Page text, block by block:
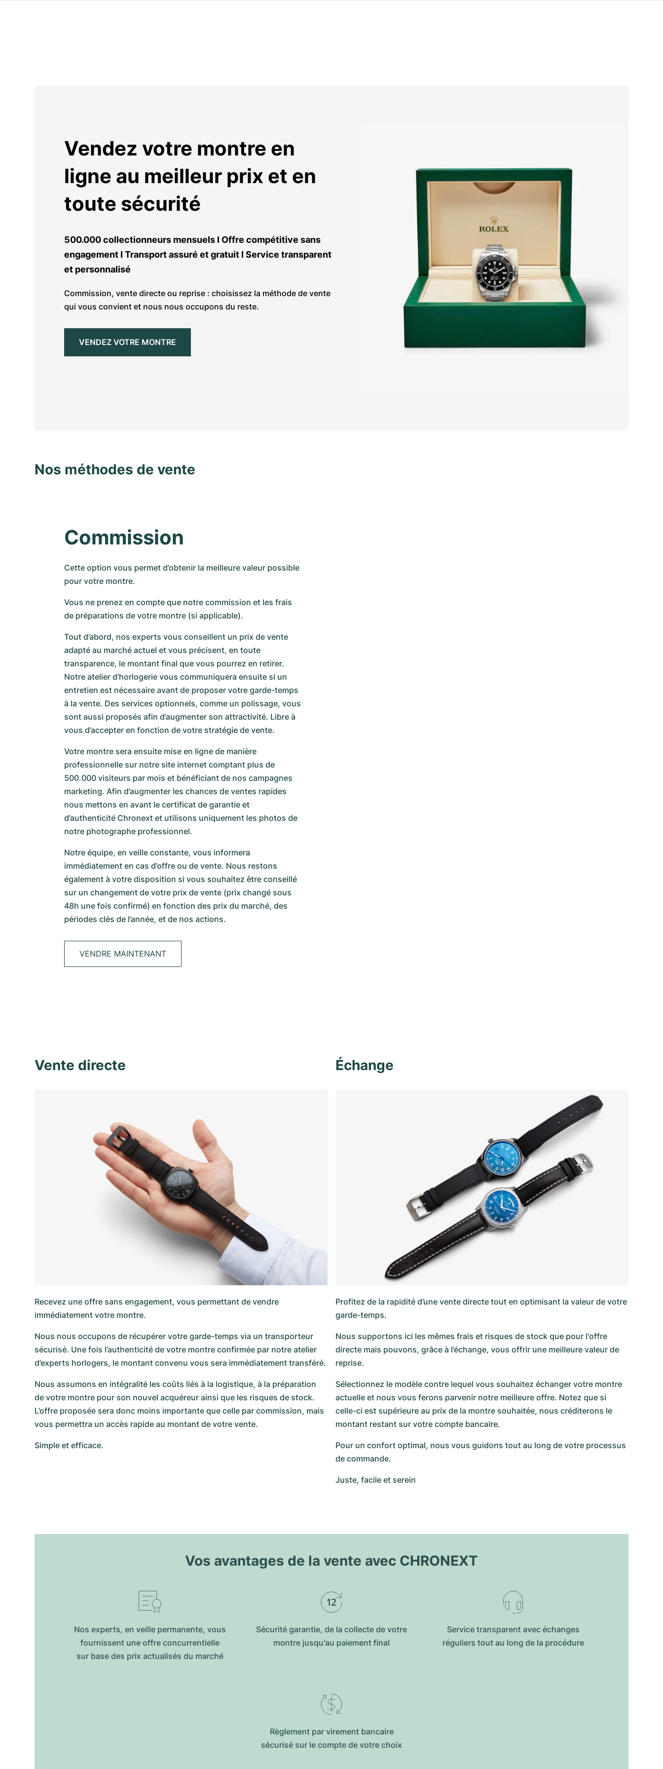
Vendez votre montre en
ligne au meilleur prix et en
toute sécurité
500.000 collectionneurs mensuels I Offre compétitive sans
engagement I Transport assuré et gratuit I Service transparent
et personnalisé
Commission, vente directe ou reprise : choisissez la méthode de vente
qui vous convient et nous nous occupons du reste.
VENDEZ VOTRE MONTRE
Nos méthodes de vente
Commission
Cette option vous permet d’obtenir la meilleure valeur possible
pour votre montre.
Vous ne prenez en compte que notre commission et les frais
de préparations de votre montre (si applicable).
Tout d’abord, nos experts vous conseillent un prix de vente
adapté au marché actuel et vous précisent, en toute
transparence, le montant final que vous pourrez en retirer.
Notre atelier d’horlogerie vous communiquera ensuite si un
entretien est nécessaire avant de proposer votre garde-temps
à la vente. Des services optionnels, comme un polissage, vous
sont aussi proposés afin d’augmenter son attractivité. Libre à
vous d’accepter en fonction de votre stratégie de vente.
Votre montre sera ensuite mise en ligne de manière
professionnelle sur notre site internet comptant plus de
500.000 visiteurs par mois et bénéficiant de nos campagnes
marketing. Afin d’augmenter les chances de ventes rapides
nous mettons en avant le certificat de garantie et
d’authenticité Chronext et utilisons uniquement les photos de
notre photographe professionnel.
Notre équipe, en veille constante, vous informera
immédiatement en cas d’offre ou de vente. Nous restons
également à votre disposition si vous souhaitez être conseillé
sur un changement de votre prix de vente (prix changé sous
48h une fois confirmé) en fonction des prix du marché, des
périodes clés de l’année, et de nos actions.
VENDRE MAINTENANT
Vente directe
Recevez une offre sans engagement, vous permettant de vendre
immédiatement votre montre.
Nous nous occupons de récupérer votre garde-temps via un transporteur
sécurisé. Une fois l’authenticité de votre montre confirmée par notre atelier
d’experts horlogers, le montant convenu vous sera immédiatement transféré.
Nous assumons en intégralité les coûts liés à la logistique, à la préparation
de votre montre pour son nouvel acquéreur ainsi que les risques de stock.
L’offre proposée sera donc moins importante que celle par commission, mais
vous permettra un accès rapide au montant de votre vente.
Simple et efficace.
Échange
Profitez de la rapidité d’une vente directe tout en optimisant la valeur de votre
garde-temps.
Nous supportons ici les mêmes frais et risques de stock que pour l'offre
directe mais pouvons, grâce à l’échange, vous offrir une meilleure valeur de
reprise.
Sélectionnez le modèle contre lequel vous souhaitez échanger votre montre
actuelle et nous vous ferons parvenir notre meilleure offre. Notez que si
celle-ci est supérieure au prix de la montre souhaitée, nous créditerons le
montant restant sur votre compte bancaire.
Pour un confort optimal, nous vous guidons tout au long de votre processus
de commande.
Juste, facile et serein
Vos avantages de la vente avec CHRONEXT
Nos experts, en veille permanente, vous
fournissent une offre concurrentielle
sur base des prix actualisés du marché
Sécurité garantie, de la collecte de votre
montre jusqu'au paiement final
Service transparent avec échanges
réguliers tout au long de la procédure
Règlement par virement bancaire
sécurisé sur le compte de votre choix